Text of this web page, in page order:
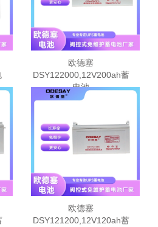
欧德塞
DSY122000,12V200ah蓄
电池
欧德塞
DSY121200,12V120ah蓄